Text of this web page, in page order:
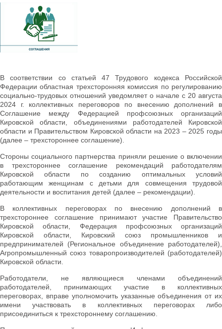
В соответствии со статьей 47 Трудового кодекса Российской
Федерации областная трехсторонняя комиссия по регулированию
социально-трудовых отношений уведомляет о начале с 20 августа
2024 г. коллективных переговоров по внесению дополнений в
Соглашение между Федерацией профсоюзных организаций
Кировской области, объединениями работодателей Кировской
области и Правительством Кировской области на 2023 – 2025 годы
(далее – трехстороннее соглашение).
Стороны социального партнерства приняли решение о включении
в трехстороннее соглашение рекомендаций работодателям
Кировской области по созданию оптимальных условий
работающим женщинам с детьми для совмещения трудовой
деятельности и воспитания детей (далее – рекомендации).
В коллективных переговорах по внесению дополнений в
трехстороннее соглашение принимают участие Правительство
Кировской области, Федерация профсоюзных организаций
Кировской области, Кировский союз промышленников и
предпринимателей (Региональное объединение работодателей),
Агропромышленный союз товаропроизводителей (работодателей)
Кировской области.
Работодатели, не являющиеся членами объединений
работодателей, принимающих участие в коллективных
переговорах, вправе уполномочить указанные объединения от их
имени участвовать в коллективных переговорах либо
присоединиться к трехстороннему соглашению.